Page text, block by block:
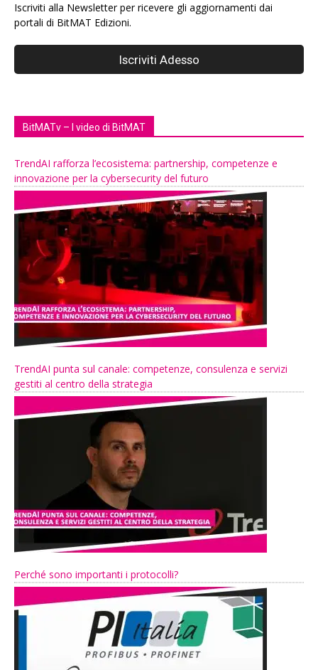
Iscriviti alla Newsletter per ricevere gli aggiornamenti dai
portali di BitMAT Edizioni.
BitMATv – I video di BitMAT
TrendAI rafforza l’ecosistema: partnership, competenze e
innovazione per la cybersecurity del futuro
TrendAI punta sul canale: competenze, consulenza e servizi
gestiti al centro della strategia
Perché sono importanti i protocolli?